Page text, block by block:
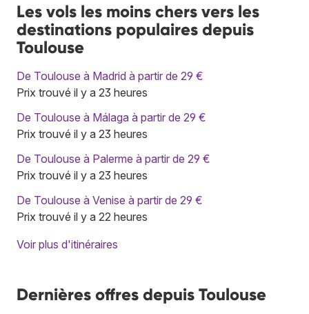
Les vols les moins chers vers les
destinations populaires depuis
Toulouse
De Toulouse à Madrid à partir de 29 €
Prix trouvé il y a 23 heures
De Toulouse à Málaga à partir de 29 €
Prix trouvé il y a 23 heures
De Toulouse à Palerme à partir de 29 €
Prix trouvé il y a 23 heures
De Toulouse à Venise à partir de 29 €
Prix trouvé il y a 22 heures
Voir plus d'itinéraires
Dernières offres depuis Toulouse